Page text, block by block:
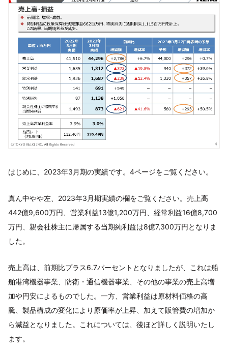
はじめに、2023年3月期の実績です。4ページをご覧ください。
真ん中やや左、2023年3月期実績の欄をご覧ください。売上高
442億9,600万円、営業利益13億1,200万円、経常利益16億8,700
万円、親会社株主に帰属する当期純利益は8億7,300万円となりま
した。
売上高は、前期比プラス6.7パーセントとなりましたが、これは船
舶港湾機器事業、防衛・通信機器事業、その他の事業の売上高増
加や円安によるものでした。一方、営業利益は原材料価格の高
騰、製品構成の変化により原価率が上昇、加えて販管費の増加か
ら減益となりました。これについては、後ほど詳しく説明いたし
ます。